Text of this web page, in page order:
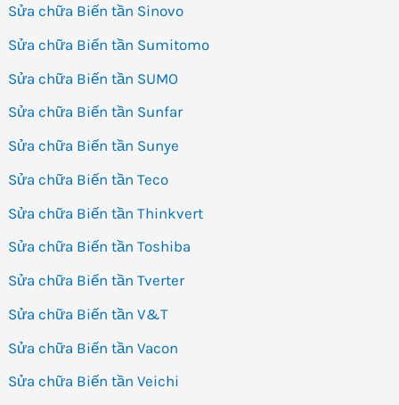
Sửa chữa Biến tần Sinovo
Sửa chữa Biến tần Sumitomo
Sửa chữa Biến tần SUMO
Sửa chữa Biến tần Sunfar
Sửa chữa Biến tần Sunye
Sửa chữa Biến tần Teco
Sửa chữa Biến tần Thinkvert
Sửa chữa Biến tần Toshiba
Sửa chữa Biến tần Tverter
Sửa chữa Biến tần V&T
Sửa chữa Biến tần Vacon
Sửa chữa Biến tần Veichi